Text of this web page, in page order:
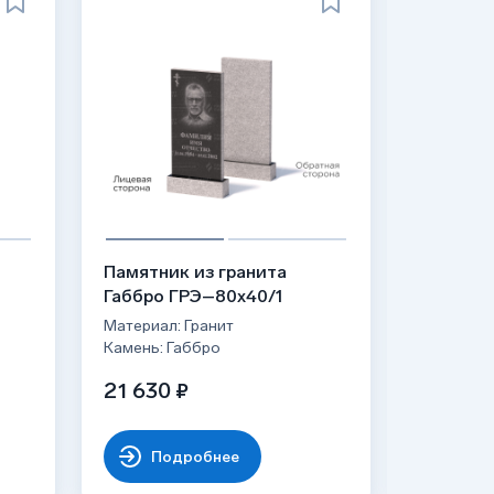
Памятник из гранита
Габбро ГРЭ–80х40/1
Материал: Гранит
Камень: Габбро
21 630 ₽
Подробнее